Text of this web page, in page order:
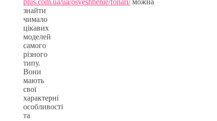
знайти
чимало
цікавих
моделей
самого
різного
типу.
Вони
мають
свої
характерні
особливості
та